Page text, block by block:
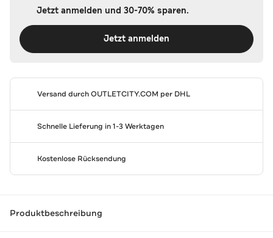
Jetzt anmelden und 30-70% sparen.
Jetzt anmelden
Versand durchOUTLETCITY.COM per DHL
Schnelle Lieferung in 1-3 Werktagen
Kostenlose Rücksendung
Produktbeschreibung